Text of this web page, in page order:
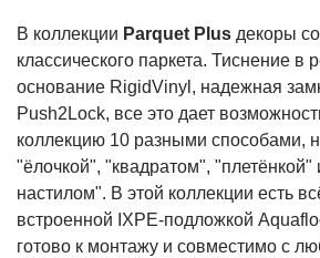
В коллекции Parquet Plus декоры
классического паркета. Тиснение в
основание RigidVinyl, надежная
Push2Lock, все это дает
коллекцию 10 разными способами,
"ёлочкой", "квадратом",
настилом". В этой коллекции есть
встроенной IХРЕ-подложкой
готово к монтажу и совместимо с